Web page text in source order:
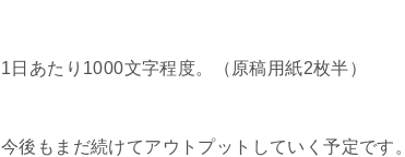
1日あたり1000文字程度。（原稿用紙2枚半）
今後もまだ続けてアウトプットしていく予定です。